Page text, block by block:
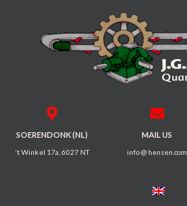
SOERENDONK (NL)
't Winkel 17a, 6027 NT
MAIL US
info @ hensen.com